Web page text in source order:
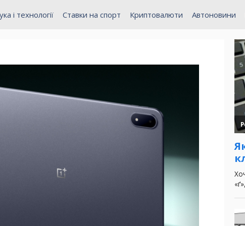
і технології Ставки на спорт Криптовалюти Автоновини